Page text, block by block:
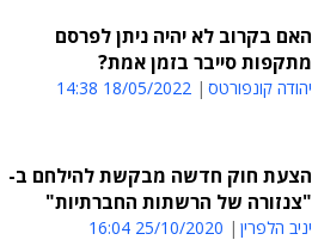
האם בקרוב לא יהיה ניתן לפרסם
מתקפות סייבר בזמן אמת?
יהודה קונפורטס 18/05/2022 14:38
הצעת חוק חדשה מבקשת להילחם ב-
"צנזורה של הרשתות החברתיות"
יניב הלפרין 25/10/2020 16:04